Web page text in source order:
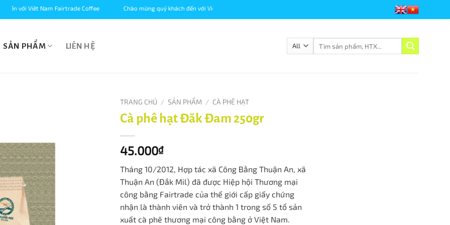
Viêt Nam Fairtrade Coffee Chào mừng quý khách đến với Viêt Nam Fairtrade Coffee Chào mừng quý khách đến với Viêt Nam Fairtrade Coffee
SẢN PHẨM LIÊN HỆ
TRANG CHỦ / SẢN PHẨM / CÀ PHÊ HẠT
Cà phê hạt Đăk Đam 250gr
45.000₫
Tháng 10/2012, Hợp tác xã Công Bằng Thuận An, xã
Thuận An (Ðắk Mil) đã được Hiệp hội Thương mại
công bằng Fairtrade của thế giới cấp giấy chứng
nhận là thành viên và trở thành 1 trong số 5 tổ sản
xuất cà phê thương mại công bằng ở Việt Nam.